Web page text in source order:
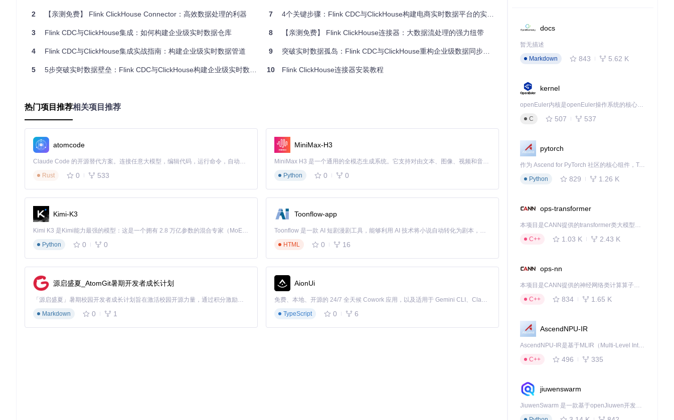
2 【亲测免费】 Flink ClickHouse Connector：高效数据处理的利器
3 Flink CDC与ClickHouse集成：如何构建企业级实时数据仓库
4 Flink CDC与ClickHouse集成实战指南：构建企业级实时数据管道
5 5步突破实时数据壁垒：Flink CDC与ClickHouse构建企业级实时数据平台
7 4个关键步骤：Flink CDC与ClickHouse构建电商实时数据平台的实践指南
8 【亲测免费】 Flink ClickHouse连接器：大数据流处理的强力纽带
9 突破实时数据孤岛：Flink CDC与ClickHouse重构企业级数据同步架构实战指南
10 Flink ClickHouse连接器安装教程
热门项目推荐相关项目推荐
atomcode
Claude Code 的开源替代方案。连接任意大模型，编辑代码，运行命令，自动验证 — 全自动执行。用 Rust 构建，极致性能。 ｜ An open-source alternative to Claude Code. Connect any LLM, edit code, run commands, and verify changes — autonomously. Built in Rust for speed. Get Started
Rust
0 533
MiniMax-H3
MiniMax H3 是一个通用的全模态生成系统。它支持对由文本、图像、视频和音频组成的多模态上下文进行统一理解，并能生成分辨率高达 2K、时长可达 15 秒的带原生立体声音频的视频。得益于面向任务泛化的系统设计，H3 在预训练阶段就已具备广泛的多模态上下文理解与生成能力，能够出色地执行复杂的多模态指令。
Python
0 0
Kimi-K3
Kimi K3 是Kimi能力最强的模型：这是一个拥有 2.8 万亿参数的混合专家（MoE）模型，具备原生视觉理解能力，并支持 100 万 token 的上下文窗口。
Python
0 0
Toonflow-app
Toonflow 是一款 AI 短剧漫剧工具，能够利用 AI 技术将小说自动转化为剧本，并结合 AI 生成的图片和视频，实现高效的短剧创作。借助 Toonflow，可以轻松完成从文字到影像的全流程，让短剧制作变得更加智能与便捷。
HTML
0 16
源启盛夏_AtomGit暑期开发者成长计划
「源启盛夏」暑期校园开发者成长计划旨在激活校园开源力量，通过积分激励、认证扶持、资源倾斜等形式，引导高校组织和开发者完成「入驻 — 建项目 — 做贡献 — 获认证 — 得资源」的完整闭环。无论你是想带领社团入驻平台的组织者，还是希望用代码贡献证明自己的开发者，都能在这里找到属于你的成长路径。
Markdown
0 1
AionUi
免费、本地、开源的 24/7 全天候 Cowork 应用，以及适用于 Gemini CLI、Claude Code、Codex、OpenCode、Qwen Code、Goose CLI、Auggie 等的 OpenClaw | 🌟 喜欢就点star吧
TypeScript
0 6
docs
暂无描述
Markdown
843 5.62 K
kernel
openEuler内核是openEuler操作系统的核心，既是系统性能与稳定性的基石，也是连接处理器、设备与服务的桥梁。
C
507 537
pytorch
作为 Ascend for PyTorch 社区的核心组件，TorchNPU 是昇腾专为 PyTorch 打造的深度学习适配插件，使 PyTorch 框架能够直接调用昇腾 NPU，为开发者提供昇腾 AI 处理器的超强算力。
Python
829 1.26 K
ops-transformer
本项目是CANN提供的transformer类大模型算子库，实现网络在NPU上加速计算。
C++
1.03 K 2.43 K
ops-nn
本项目是CANN提供的神经网络类计算算子库，实现网络在NPU上加速计算。
C++
834 1.65 K
AscendNPU-IR
AscendNPU-IR是基于MLIR（Multi-Level Intermediate Representation）构建的，面向昇腾亲和算子编译时使用的中间表示，提供昇腾完备表达能力，通过编译优化提升昇腾AI处理器计算效率，支持通过生态框架使能昇腾AI处理器与深度调优
C++
496 335
jiuwenswarm
JiuwenSwarm 是一款基于openJiuwen开发的智能AI Agent，它能够将大语言模型的强大能力，通过你日常使用的各类通讯应用，直接延伸至你的指尖。